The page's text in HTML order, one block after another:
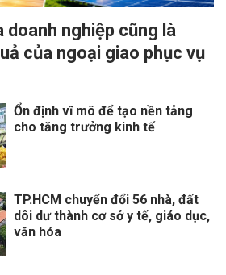
doanh nghiệp cũng là
của ngoại giao phục vụ
Ổn định vĩ mô để tạo nền tảng
cho tăng trưởng kinh tế
TP.HCM chuyển đổi 56 nhà, đất
dôi dư thành cơ sở y tế, giáo dục,
văn hóa